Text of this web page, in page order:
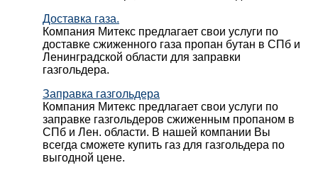
Доставка газа.
Компания Митекс предлагает свои услуги по
доставке сжиженного газа пропан бутан в СПб и
Ленинградской области для заправки
газгольдера.
Заправка газгольдера
Компания Митекс предлагает свои услуги по
заправке газгольдеров сжиженным пропаном в
СПб и Лен. области. В нашей компании Вы
всегда сможете купить газ для газгольдера по
выгодной цене.